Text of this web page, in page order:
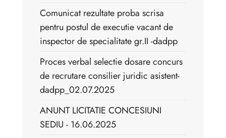
Comunicat rezultate proba scrisa
pentru postul de executie vacant de
inspector de specialitate gr.II -dadpp
Proces verbal selectie dosare concurs
de recrutare consilier juridic asistent-
dadpp_02.07.2025
ANUNT LICITATIE CONCESIUNI
SEDIU - 16.06.2025